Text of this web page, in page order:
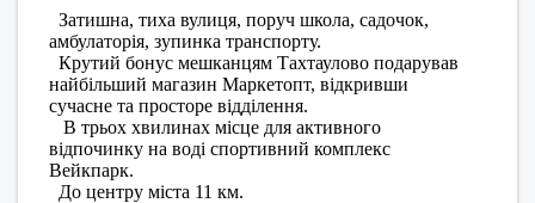
Затишна, тиха вулиця, поруч школа, садочок,
амбулаторія, зупинка транспорту.
Крутий бонус мешканцям Тахтаулово подарував
найбільший магазин Маркетопт, відкривши
сучасне та просторе відділення.
В трьох хвилинах місце для активного
відпочинку на воді спортивний комплекс
Вейкпарк.
До центру міста 11 км.